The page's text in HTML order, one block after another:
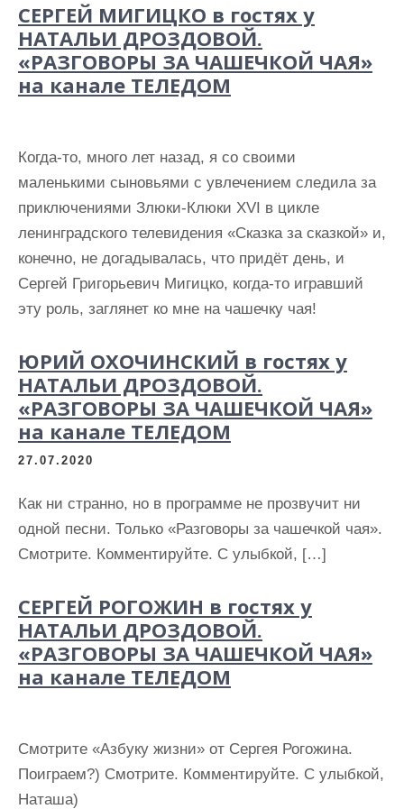
СЕРГЕЙ МИГИЦКО в гостях у
НАТАЛЬИ ДРОЗДОВОЙ.
«РАЗГОВОРЫ ЗА ЧАШЕЧКОЙ ЧАЯ»
на канале ТЕЛЕДОМ
Когда-то, много лет назад, я со своими
маленькими сыновьями с увлечением следила за
приключениями Злюки-Клюки XVI в цикле
ленинградского телевидения «Сказка за сказкой» и,
конечно, не догадывалась, что придёт день, и
Сергей Григорьевич Мигицко, когда-то игравший
эту роль, заглянет ко мне на чашечку чая!
ЮРИЙ ОХОЧИНСКИЙ в гостях у
НАТАЛЬИ ДРОЗДОВОЙ.
«РАЗГОВОРЫ ЗА ЧАШЕЧКОЙ ЧАЯ»
на канале ТЕЛЕДОМ
27.07.2020
Как ни странно, но в программе не прозвучит ни
одной песни. Только «Разговоры за чашечкой чая».
Смотрите. Комментируйте. С улыбкой, […]
СЕРГЕЙ РОГОЖИН в гостях у
НАТАЛЬИ ДРОЗДОВОЙ.
«РАЗГОВОРЫ ЗА ЧАШЕЧКОЙ ЧАЯ»
на канале ТЕЛЕДОМ
Смотрите «Азбуку жизни» от Сергея Рогожина.
Поиграем?) Смотрите. Комментируйте. С улыбкой,
Наташа)